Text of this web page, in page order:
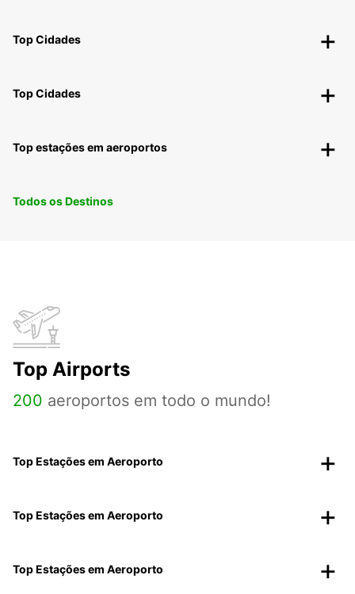
Top Cidades
Top Cidades
Top estações em aeroportos
Todos os Destinos
Top Airports
200 aeroportos em todo o mundo!
Top Estações em Aeroporto
Top Estações em Aeroporto
Top Estações em Aeroporto